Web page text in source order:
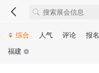
综合 人气 评论
报名
福建